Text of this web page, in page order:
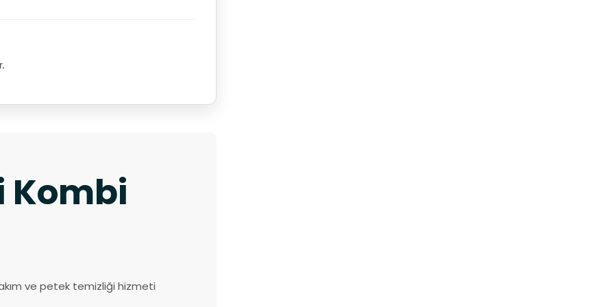
Kombi
ve petek temizliği hizmeti